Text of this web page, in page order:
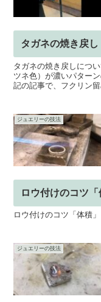
タガネの焼き戻
タガネの焼き戻しにつ
ツネ色）が濃いパター
記の記事で、フクリン
ジュエリーの技法
ロウ付けのコツ「
ロウ付けのコツ「体積
ジュエリーの技法